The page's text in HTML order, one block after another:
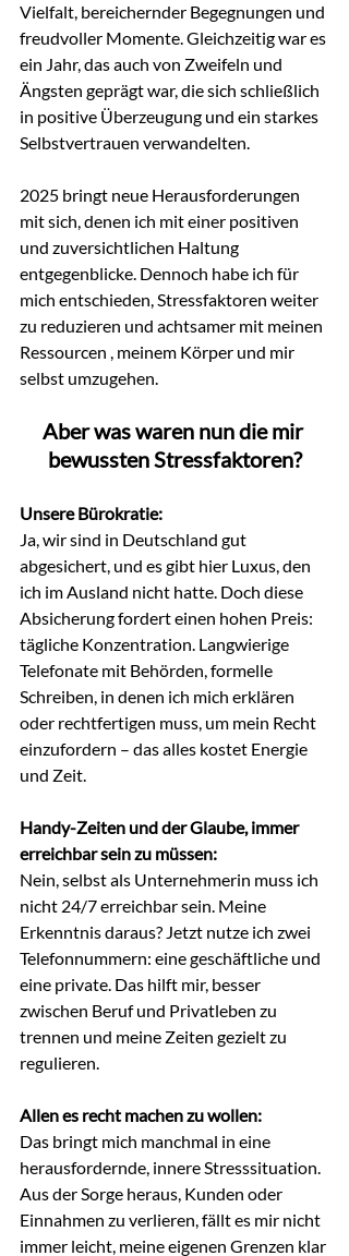
Vielfalt, bereichernder Begegnungen und
freudvoller Momente. Gleichzeitig war es
ein Jahr, das auch von Zweifeln und
Ängsten geprägt war, die sich schließlich
in positive Überzeugung und ein starkes
Selbstvertrauen verwandelten.
2025 bringt neue Herausforderungen
mit sich, denen ich mit einer positiven
und zuversichtlichen Haltung
entgegenblicke. Dennoch habe ich für
mich entschieden, Stressfaktoren weiter
zu reduzieren und achtsamer mit meinen
Ressourcen , meinem Körper und mir
selbst umzugehen.
Aber was waren nun die mir
bewussten Stressfaktoren?
Unsere Bürokratie:
Ja, wir sind in Deutschland gut
abgesichert, und es gibt hier Luxus, den
ich im Ausland nicht hatte. Doch diese
Absicherung fordert einen hohen Preis:
tägliche Konzentration. Langwierige
Telefonate mit Behörden, formelle
Schreiben, in denen ich mich erklären
oder rechtfertigen muss, um mein Recht
einzufordern – das alles kostet Energie
und Zeit.
Handy-Zeiten und der Glaube, immer
erreichbar sein zu müssen:
Nein, selbst als Unternehmerin muss ich
nicht 24/7 erreichbar sein. Meine
Erkenntnis daraus? Jetzt nutze ich zwei
Telefonnummern: eine geschäftliche und
eine private. Das hilft mir, besser
zwischen Beruf und Privatleben zu
trennen und meine Zeiten gezielt zu
regulieren.
Allen es recht machen zu wollen:
Das bringt mich manchmal in eine
herausfordernde, innere Stresssituation.
Aus der Sorge heraus, Kunden oder
Einnahmen zu verlieren, fällt es mir nicht
immer leicht, meine eigenen Grenzen klar